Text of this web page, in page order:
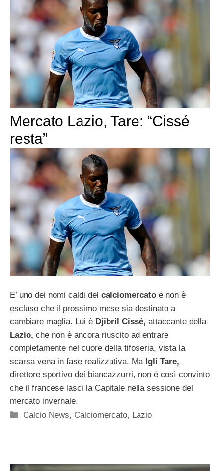
Mercato Lazio, Tare: “Cissé
resta”
E’ uno dei nomi caldi del calciomercato e non è
escluso che il prossimo mese sia destinato a
cambiare maglia. Lui è Djibril Cissé, attaccante della
Lazio, che non è ancora riuscito ad entrare
completamente nel cuore della tifoseria, vista la
scarsa vena in fase realizzativa. Ma Igli Tare,
direttore sportivo dei biancazzurri, non è così convinto
che il francese lasci la Capitale nella sessione del
mercato invernale.
Categorie
Calcio News, Calciomercato, Lazio